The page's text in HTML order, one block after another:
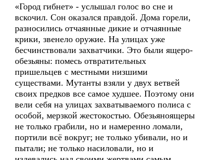
«Город гибнет» - услышал голос во сне и
вскочил. Сон оказался правдой. Дома горели,
разносились отчаянные дикие и отчаянные
крики, звенело оружие. На улицах уже
бесчинствовали захватчики. Это были ящеро-
обезьяны: помесь отвратительных
пришельцев с местными низшими
существами. Мутанты взяли у двух ветвей
своих предков все самое худшее. Поэтому они
вели себя на улицах захватываемого полиса с
особой, мерзкой жестокостью. Обезьяноящеры
не только грабили, но и намеренно ломали,
портили всё вокруг; не только убивали, но и
пытали; не только насиловали, но и